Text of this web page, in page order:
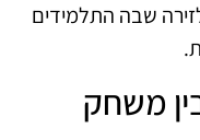
שבה התלמידים
משחק